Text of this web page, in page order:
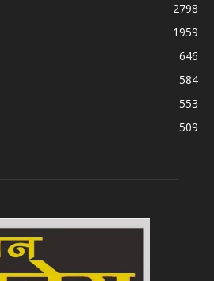
2798
1959
646
584
553
509